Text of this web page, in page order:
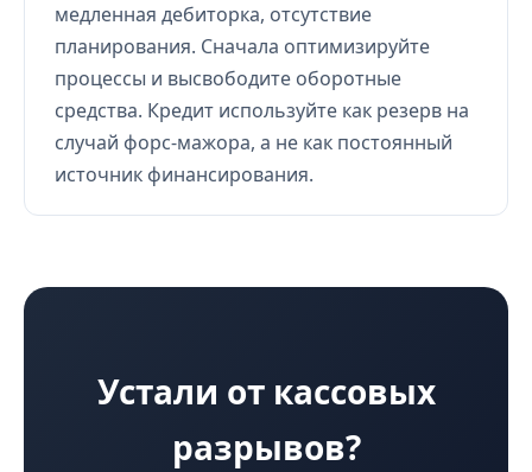
медленная дебиторка, отсутствие
планирования. Сначала оптимизируйте
процессы и высвободите оборотные
средства. Кредит используйте как резерв на
случай форс-мажора, а не как постоянный
источник финансирования.
Устали от кассовых
разрывов?